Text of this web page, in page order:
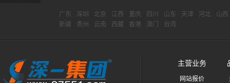
广东 深圳 北京 江西 重庆 四川 山东 天津 河北
山西
新疆
贵州 云南 西藏 香港 澳门 台湾
主营业务
网站报价